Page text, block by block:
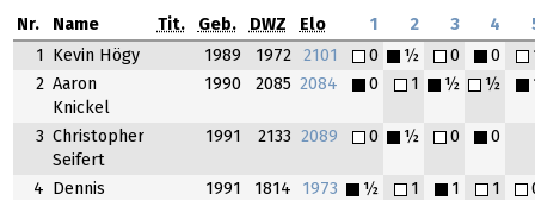
Nr. Name Tit. Geb. DWZ Elo 1 2 3 4
1 Kevin Högy 1989 1972 2101 0 ½ 0 0
2 Aaron
Knickel
1990 2085 2084 0 1 ½ ½
3 Christopher
Seifert
1991 2133 2089 0 ½ 0 0
4
Dennis
1991 1814 1973 ½ 1 1 1